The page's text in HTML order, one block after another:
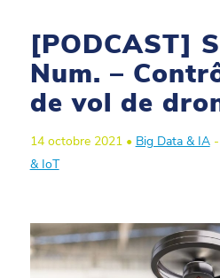
[PODCAST]
Num. –
de vol de
14 octobre 2021 • Big Data & IA-
& IoT